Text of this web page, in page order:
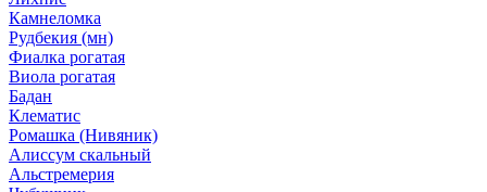
Камнеломка
Рудбекия (мн)
Фиалка рогатая
Виола рогатая
Бадан
Клематис
Ромашка (Нивяник)
Алиссум скальный
Альстремерия